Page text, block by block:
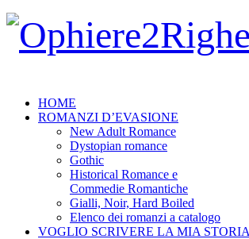
HOME
ROMANZI D’EVASIONE
New Adult Romance
Dystopian romance
Gothic
Historical Romance e
Commedie Romantiche
Gialli, Noir, Hard Boiled
Elenco dei romanzi a catalogo
VOGLIO SCRIVERE LA MIA